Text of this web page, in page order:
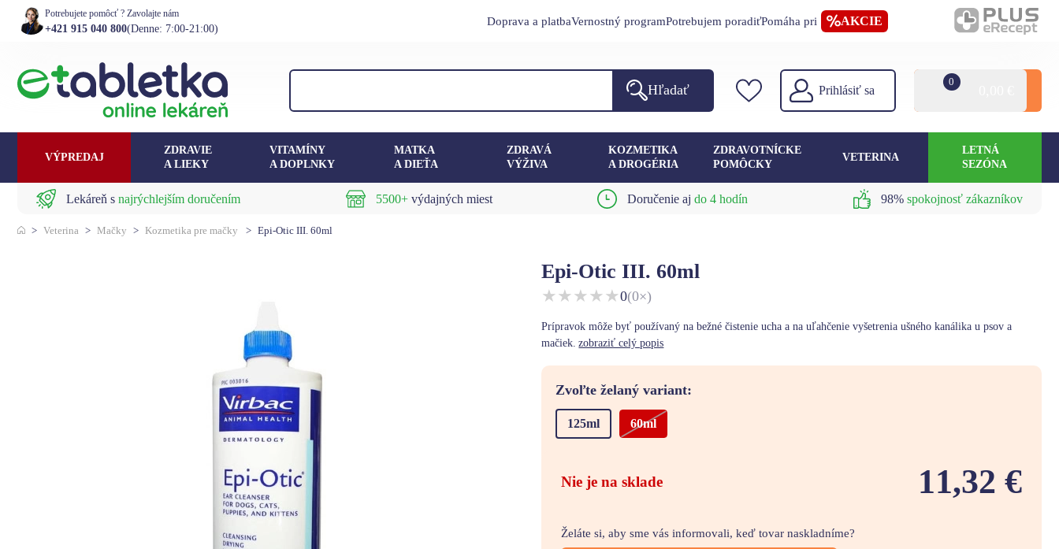
Potrebujete pomôcť ? Zavolajte nám
+421 915 040 800(Denne: 7:00-21:00)
Doprava a platbaVernostný programPotrebujem poradiťPomáha pri AKCIE
Hľadať Prihlásiť sa
0
VÝPREDAJ
ZDRAVIE
A LIEKY
VITAMÍNY
A DOPLNKY
MATKA
A DIEŤA
ZDRAVÁ
VÝŽIVA
KOZMETIKA
A DROGÉRIA
ZDRAVOTNÍCKE
POMÔCKY
VETERINA
LETNÁ
SEZÓNA
Lekáreň snajrýchlejším doručením 5500+výdajných miest Doručenie ajdo 4 hodín 98% spokojnosť zákazníkov
> Veterina > Mačky > Kozmetika pre mačky > Epi-Otic III. 60ml
Epi-Otic III. 60ml
★★★★★0(0×)
Prípravok môže byť používaný na bežné čistenie ucha a na uľahčenie vyšetrenia ušného kanálika u psov a
mačiek. zobraziť celý popis
Zvoľte želaný variant:
125ml 60ml
Nie je na sklade 11,32 €
Želáte si, aby sme vás informovali, keď tovar naskladníme?